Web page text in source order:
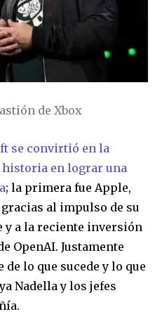
de Xbox
se convirtió en la
historia en lograr una
; la primera fue Apple,
al impulso de su
y a la reciente inversión
OpenAI. Justamente
lo que sucede y lo que
Nadella y los jefes